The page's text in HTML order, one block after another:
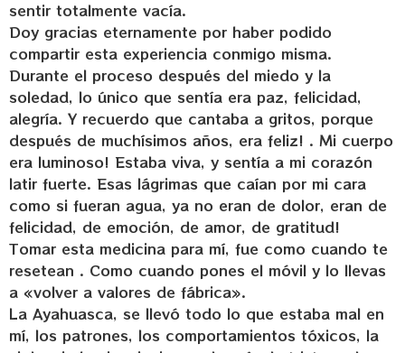
sentir totalmente vacía.
Doy gracias eternamente por haber podido
compartir esta experiencia conmigo misma.
Durante el proceso después del miedo y la
soledad, lo único que sentía era paz, felicidad,
alegría. Y recuerdo que cantaba a gritos, porque
después de muchísimos años, era feliz! . Mi cuerpo
era luminoso! Estaba viva, y sentía a mi corazón
latir fuerte. Esas lágrimas que caían por mi cara
como si fueran agua, ya no eran de dolor, eran de
felicidad, de emoción, de amor, de gratitud!
Tomar esta medicina para mí, fue como cuando te
resetean . Como cuando pones el móvil y lo llevas
a «volver a valores de fábrica».
La Ayahuasca, se llevó todo lo que estaba mal en
mí, los patrones, los comportamientos tóxicos, la